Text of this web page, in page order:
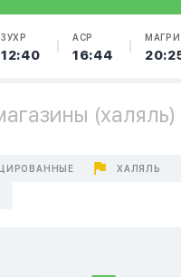
ЗУХР
12:40
АСР
16:44
(халяль)
ХАЛЯЛЬ